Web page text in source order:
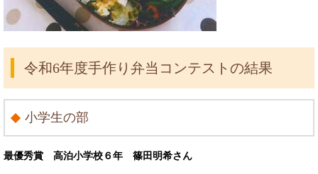
令和6年度手作り弁当コンテストの結果
小学生の部
最優秀賞 高泊小学校６年 篠田明希さん